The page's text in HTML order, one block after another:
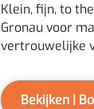
Klein, fijn, to
Gronau voor
vertrouwelijke
Bekijken |